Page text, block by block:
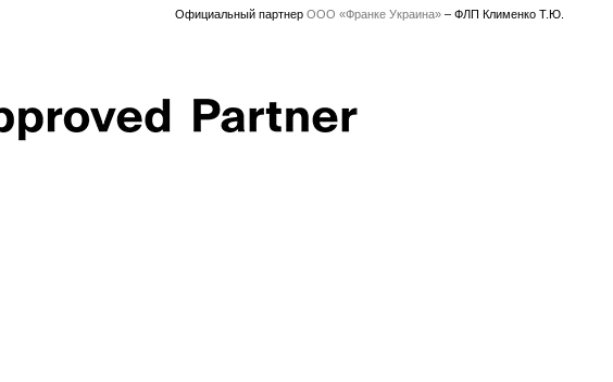
Официальный партнер ООО «Франке Украина» – ФЛП Клименко Т.Ю.